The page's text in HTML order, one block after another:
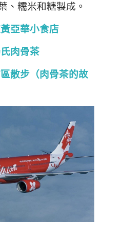
、糯米和糖製成。
亞華小食店
肉骨茶
散步（肉骨茶的故